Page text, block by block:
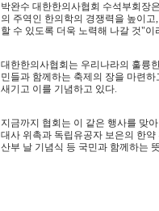
박완수 대한한의사협회 수석부회장
의 주역인 한의학의 경쟁력을 높이
할 수 있도록 더욱 노력해 나갈 것"이
대한한의사협회는 우리나라의 훌륭
민들과 함께하는 축제의 장을 마련
새기고 이를 기념하고 있다.
지금까지 협회는 이 같은 행사를 맞
대사 위촉과 독립유공자 보은의 한
산부 날 기념식 등 국민과 함께하는